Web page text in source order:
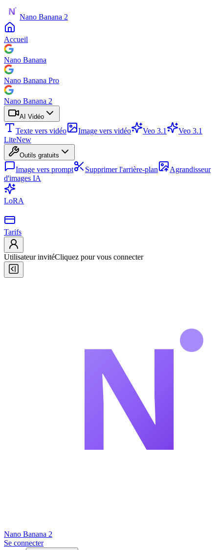
Nano Banana 2
Accueil
Nano Banana
Nano Banana Pro
Nano Banana 2
AI Vidéo
Texte vers vidéo Image vers vidéo Veo 3.1
Veo 3.1
LiteNew
Outils gratuits
Image vers prompt Supprimer l'arrière-plan
Agrandisseur
d'images IA
LoRA
Tarifs
Utilisateur invitéCliquez pour vous connecter
Nano Banana 2
Se connecter